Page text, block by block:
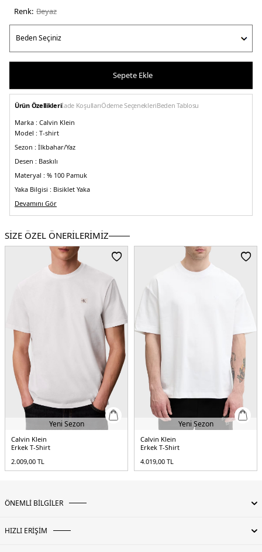
Renk: beyaz
Sepete Ekle
Ürün Özellikleriİade KoşullarıÖdeme SeçenekleriBeden Tablosu
Marka : Calvin Klein
Model : T-shirt
Sezon : İlkbahar/Yaz
Desen : Baskılı
Materyal : % 100 Pamuk
Yaka Bilgisi : Bisiklet Yaka
Kol Bilgisi :Kısa Kol
Kalıp Bilgisi :Regular Fit
Manken Ölçüsü :Boy : 1.86 cm / Beden : L
5DE1J30J325683YAF.25
Devamını Gör
SİZE ÖZEL ÖNERİLERİMİZ
Yeni Sezon
Calvin Klein
Erkek T-Shirt
2.009,00 TL
Yeni Sezon
Calvin Klein
Erkek T-Shirt
4.019,00 TL
ÖNEMLİ BİLGİLER
HIZLI ERİŞİM